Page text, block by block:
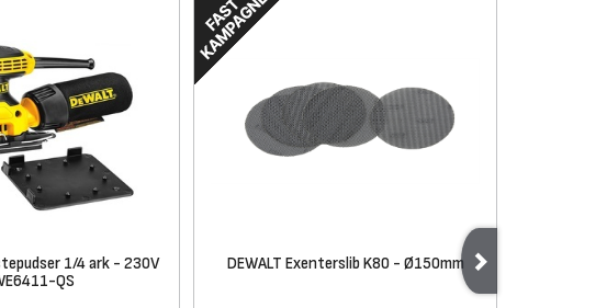
1/4 ark - 230V
QS
DEWALT Exenterslib K80 - Ø150mm